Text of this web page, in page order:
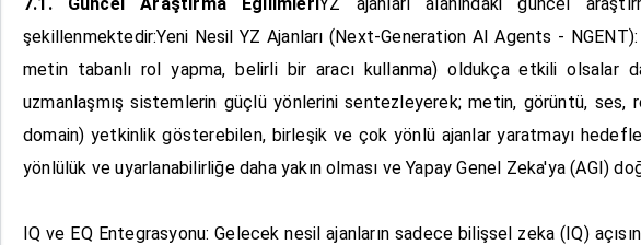
şekillenmektedir:Yeni Nesil YZ Ajanları (Next-Generation AI Agents -
metin tabanlı rol yapma, belirli bir aracı kullanma) oldukça etkili olsalar
uzmanlaşmış sistemlerin güçlü yönlerini sentezleyerek; metin, görüntü,
domain) yetkinlik gösterebilen, birleşik ve çok yönlü ajanlar yaratmayı
yönlülük ve uyarlanabilirliğe daha yakın olması ve Yapay Genel Zeka'ya (AGI)
IQ ve EQ Entegrasyonu: Gelecek nesil ajanların sadece bilişsel zeka (IQ)